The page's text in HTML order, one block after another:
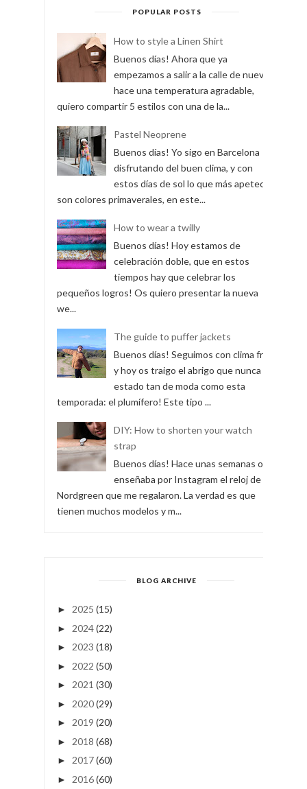
POPULAR POSTS
How to style a Linen Shirt
Buenos días! Ahora que ya
empezamos a salir a la calle de nuevo y
hace una temperatura agradable,
quiero compartir 5 estilos con una de la...
Pastel Neoprene
Buenos días! Yo sigo en Barcelona
disfrutando del buen clima, y con
estos días de sol lo que más apetece
son colores primaverales, en este...
How to wear a twilly
Buenos días! Hoy estamos de
celebración doble, que en estos
tiempos hay que celebrar los
pequeños logros! Os quiero presentar la nueva
we...
The guide to puffer jackets
Buenos días! Seguimos con clima frío
y hoy os traigo el abrigo que nunca ha
estado tan de moda como esta
temporada: el plumífero! Este tipo ...
DIY: How to shorten your watch
strap
Buenos días! Hace unas semanas os
enseñaba por Instagram el reloj de
Nordgreen que me regalaron. La verdad es que
tienen muchos modelos y m...
BLOG ARCHIVE
► 2025 (15)
► 2024(22)
► 2023 (18)
► 2022 (50)
► 2021 (30)
► 2020(29)
► 2019 (20)
► 2018 (68)
► 2017(60)
► 2016(60)